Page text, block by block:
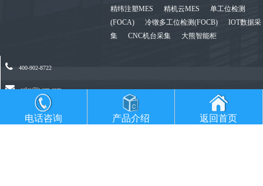
精纬注塑MES
精机云MES
单工位检测
(FOCA)
冷镦多工位检测(FOCB)
IOT数据采
集
CNC机台采集 大熊智能柜
400-902-8722
sales@jwerp.com
广东省东莞市桥头镇凯达创意产业园A9(东莞精纬软件)
电话咨询 产品介绍 返回首页